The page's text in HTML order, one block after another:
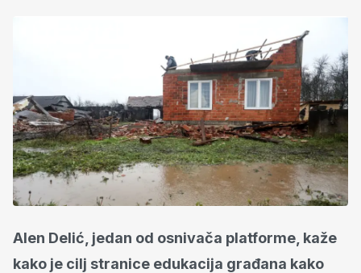
Alen Delić, jedan od osnivača platforme, kaže
kako je cilj stranice edukacija građana kako